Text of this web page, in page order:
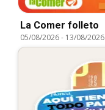
La Comer folleto
05/08/2026- 13/08/2026